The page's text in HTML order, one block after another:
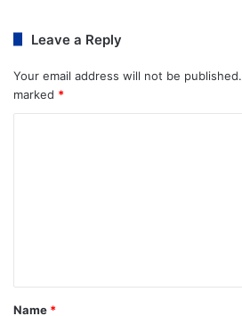
Leave a Reply
Your email address will not be published.
marked *
Name *